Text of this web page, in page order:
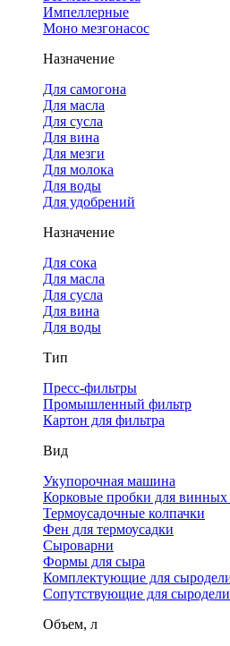
Импеллерные
Моно мезгонасос
Назначение
Для самогона
Для масла
Для сусла
Для вина
Для мезги
Для молока
Для воды
Для удобрений
Назначение
Для сока
Для масла
Для сусла
Для вина
Для воды
Тип
Пресс-фильтры
Промышленный фильтр
Картон для фильтра
Вид
Укупорочная машина
Корковые пробки для винных
Термоусадочные колпачки
Фен для термоусадки
Сыроварни
Формы для сыра
Комплектующие для
Сопутствующие для
Объем, л